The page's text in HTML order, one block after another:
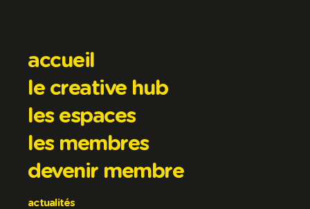
accueil
le creative hub
les espaces
les membres
devenir membre
actualités